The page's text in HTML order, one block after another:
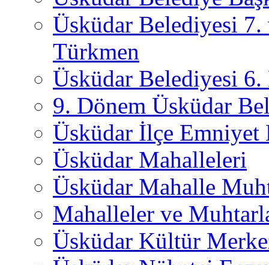
Üsküdar Belediyesi
Türkmen
Üsküdar Belediyesi 6.
9. Dönem Üsküdar
Üsküdar İlçe
Üsküdar Mahalleleri
Üsküdar Mahalle
Mahalleler ve
Üsküdar Kültür